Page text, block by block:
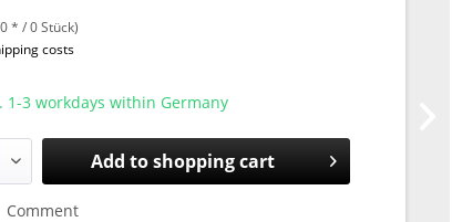
* / 0 Stück)
costs
1-3 workdays within Germany
Add toshopping cart
Comment